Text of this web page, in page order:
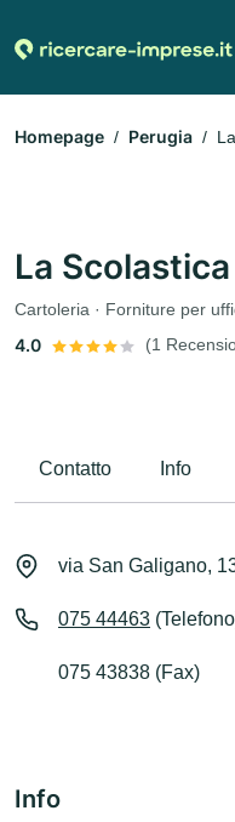
Homepage Perugia
La Scolastica
4.0 (1
Contatto Info
via San Galigano,
075 44463
075 43838 (Fax)
Info